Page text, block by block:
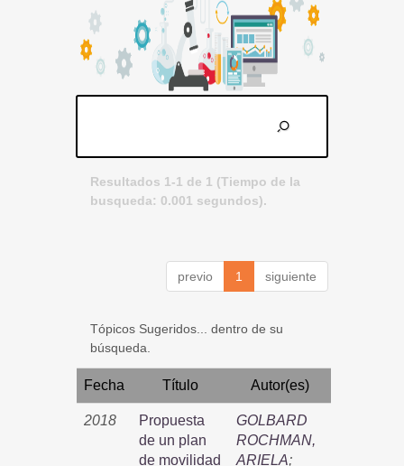
Resultados 1-1 de 1 (Tiempo de la
busqueda: 0.001 segundos).
previo 1 siguiente
Tópicos Sugeridos... dentro de su
búsqueda.
Fecha Título Autor(es)
2018
Propuesta
de un plan
de movilidad
GOLBARD
ROCHMAN,
ARIELA;